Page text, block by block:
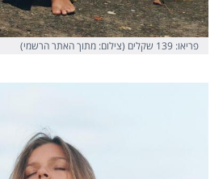
פריאו: 139 שקלים (צילום: מתוך האתר הרשמי)